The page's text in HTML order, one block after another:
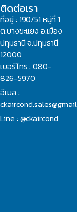
ติดต่อเรา
ที่อยู่ : 190/51 หมู่ที่ 1
ต.บางขะแยง อ.เมือง
ปทุมธานี จ.ปทุมธานี
12000
เบอร์โทร : 080-
826-5970
อีเมล :
Line : @ckaircond